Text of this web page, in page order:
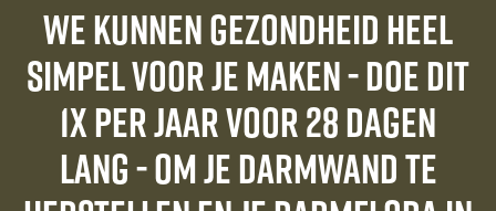
We kunnen gezondheid heel
simpel voor je maken - doe dit
1x per jaar voor 28 dagen
lang - om je darmwand te